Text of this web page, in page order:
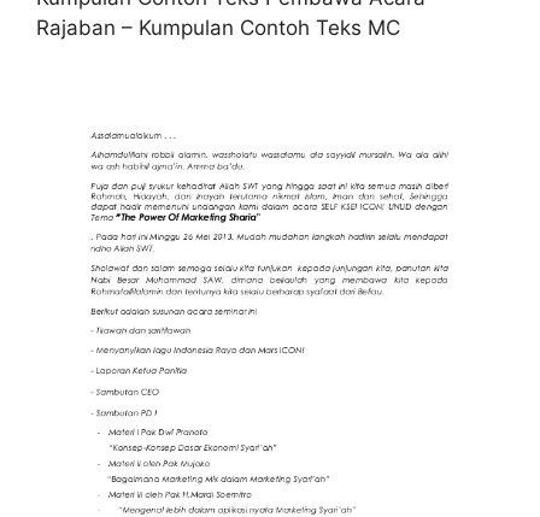
Rajaban – Kumpulan Contoh Teks MC